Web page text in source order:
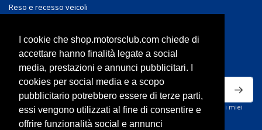
I cookie che shop.motorsclub.com chiede di
accettare hanno finalità legate a social
media, prestazioni e annunci pubblicitari. I
cookies per social media e a scopo
pubblicitario potrebbero essere di terze parti,
essi vengono utilizzati al fine di consentire e
offrire funzionalità social e annunci
Reso e recesso veicoli
ISCRIVITI ALLA NEWSLETTER
Ho letto la privacy policy del sito e acconsento al trattamento dei miei
dati personali per ricevere comunicazioni commerciali.